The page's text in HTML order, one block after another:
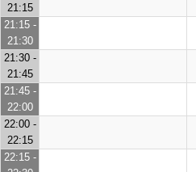
21:15
21:15 -
21:30
21:30 -
21:45
21:45 -
22:00
22:00 -
22:15
22:15 -